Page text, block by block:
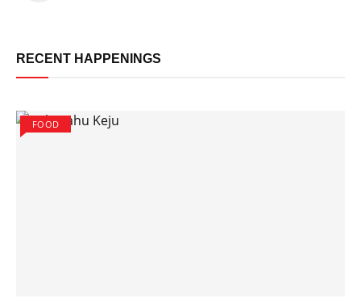
RECENT HAPPENINGS
FOOD